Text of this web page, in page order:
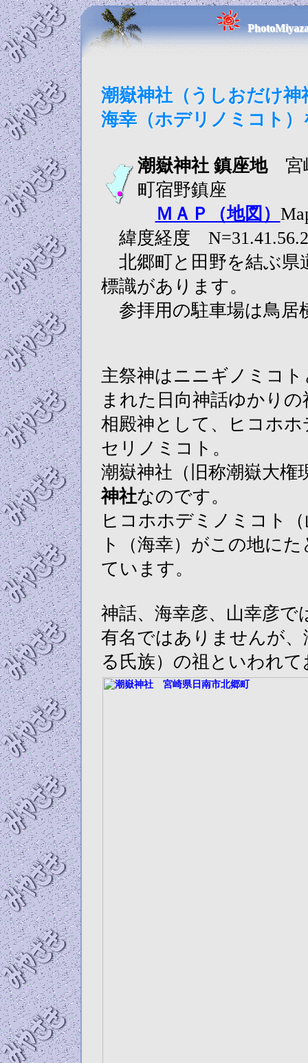
潮嶽神社（うしおだけ神
海幸（ホデリノミコト）
潮嶽神社 鎮座地宮
町宿野鎮座
ＭＡＰ（地図）
緯度経度
北郷町と田野を結ぶ県
標識があります。
参拝用の駐車場は鳥居
主祭神はニニギノミコ
まれた日向神話ゆかり
相殿神として、ヒコホ
セリノミコト。
潮嶽神社（旧称潮嶽大権
神社なのです。
ヒコホホデミノミコト
ト（海幸）がこの地に
ています。
神話、海幸彦、山幸彦で
有名ではありませんが
る氏族）の祖といわれ